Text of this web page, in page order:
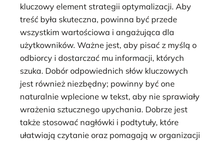
kluczowy element strategii optymalizacji. Aby
treść była skuteczna, powinna być przede
wszystkim wartościowa i angażująca dla
użytkowników. Ważne jest, aby pisać z myślą o
odbiorcy i dostarczać mu informacji, których
szuka. Dobór odpowiednich słów kluczowych
jest również niezbędny; powinny być one
naturalnie wplecione w tekst, aby nie sprawiały
wrażenia sztucznego upychania. Dobrze jest
także stosować nagłówki i podtytuły, które
ułatwiają czytanie oraz pomagają w organizacji